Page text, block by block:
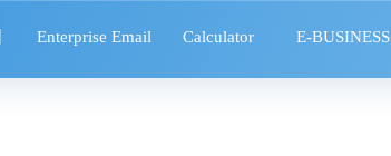
Enterprise Email Calculator E-BUSINESS